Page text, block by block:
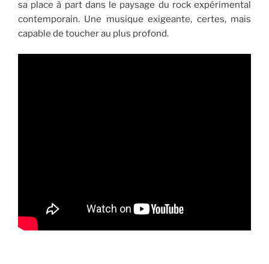
sa place à part dans le paysage du rock expérimental
contemporain. Une musique exigeante, certes, mais
capable de toucher au plus profond.